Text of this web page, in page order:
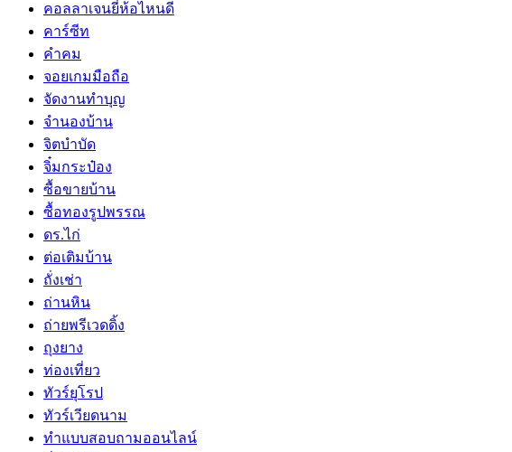
คอลลาเจนยี่ห้อไหนดี
คาร์ซีท
คำคม
จอยเกมมือถือ
จัดงานทำบุญ
จำนองบ้าน
จิตบำบัด
จิ๋มกระป๋อง
ซื้อขายบ้าน
ซื้อทองรูปพรรณ
ดร.ไก่
ต่อเติมบ้าน
ถั่งเช่า
ถ่านหิน
ถ่ายพรีเวดดิ้ง
ถุงยาง
ท่องเที่ยว
ทัวร์ยุโรป
ทัวร์เวียดนาม
ทำแบบสอบถามออนไลน์